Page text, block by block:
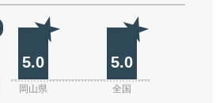
5.0 5.0
岡山県 全国